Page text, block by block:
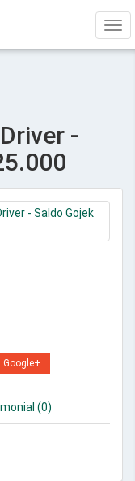
-
Google+
(0)